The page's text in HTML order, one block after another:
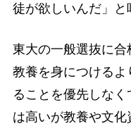
徒が欲しいんだ」と
東大の一般選抜に
教養を身につける
ることを優先しな
は高いが教養や文